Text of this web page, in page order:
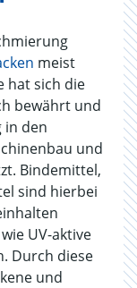
meist
hat sich die
bewährt und
in den
und
Bindemittel,
sind hierbei
UV-aktive
Durch diese
und